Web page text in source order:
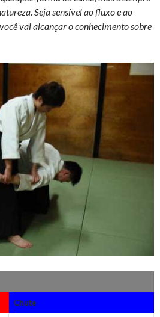
Seja sensível ao fluxo e ao
vai alcançar o conhecimento sobre
Chute